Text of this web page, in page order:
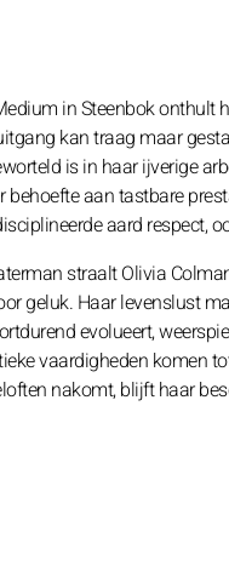
in Steenbok onthult
kan traag maar
is in haar ijverige
behoefte aan tastbare
aard respect,
straalt Olivia
geluk. Haar levenslust
evolueert,
vaardigheden komen
nakomt, blijft haar